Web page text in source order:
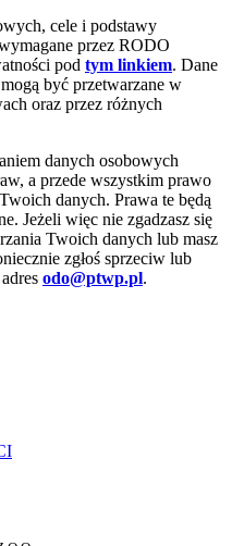
cele i podstawy
przez RODO
pod tym linkiem. Dane
być przetwarzane w
oraz przez różnych
danych osobowych
a przede wszystkim prawo
danych. Prawa te będą
Jeżeli więc nie zgadzasz się
Twoich danych lub masz
zgłoś sprzeciw lub
odo@ptwp.pl.